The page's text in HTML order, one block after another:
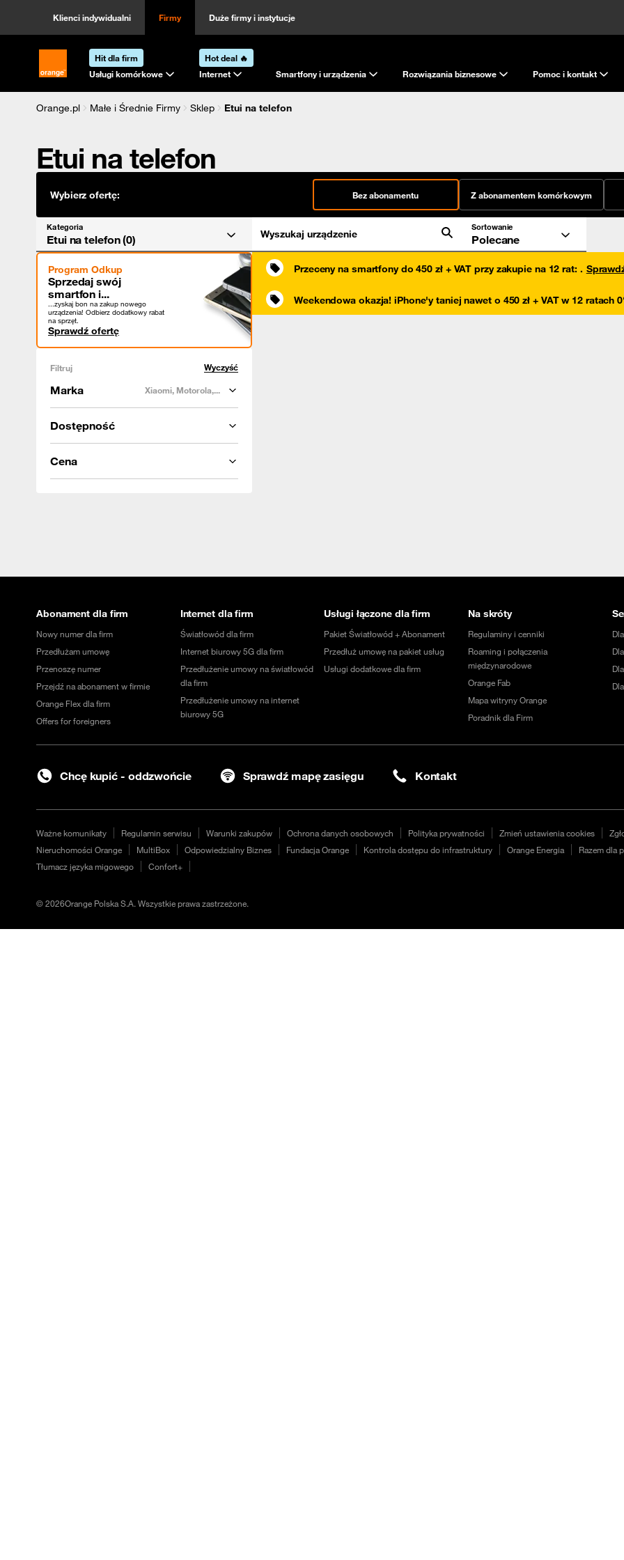
Klienci indywidualni Firmy Duże firmy i instytucje
Strona główna Orange.pl
Hit dla firm
Usługi komórkowe
Hot deal 🔥
Internet
Smartfony i urządzenia Rozwiązania biznesowe Pomoc i kontakt
Orange.pl Małe i Średnie Firmy Sklep
Etui na telefon
Etui na telefon
Wybierz ofertę: Bez abonamentu Z abonamentem komórkowym
Kategoria
Etui na telefon (0) Wyszukaj urządzenie
Sortowanie
Polecane
Program Odkup
Sprzedaj swój
smartfon i...
...zyskaj bon na zakup nowego
urządzenia! Odbierz dodatkowy rabat
na sprzęt.
Sprawdź ofertę
Filtruj Wyczyść
Marka Xiaomi, Motorola,...
Dostępność
Cena
Przeceny na smartfony do 450 zł + VAT przy zakupie na 12 rat: .
Weekendowa okazja! iPhone'y taniej nawet o 450 zł + VAT w 12 ratach
Abonament dla firm
Nowy numer dla firm
Przedłużam umowę
Przenoszę numer
Przejdź na abonament w firmie
Orange Flex dla firm
Offers for foreigners
Internet dla firm
Światłowód dla firm
Internet biurowy 5G dla firm
Przedłużenie umowy na światłowód
dla firm
Przedłużenie umowy na internet
biurowy 5G
Usługi łączone dla firm
Pakiet Światłowód + Abonament
Przedłuż umowę na pakiet usług
Usługi dodatkowe dla firm
Na skróty
Regulaminy i cenniki
Roaming i połączenia
międzynarodowe
Orange Fab
Mapa witryny Orange
Poradnik dla Firm
Chcę kupić - oddzwońcie Sprawdź mapę zasięgu Kontakt
Ważne komunikaty Regulamin serwisu Warunki zakupów Ochrona danych osobowych Polityka prywatności Zmień ustawienia cookies
Nieruchomości Orange
MultiBox Odpowiedzialny Biznes Fundacja Orange Kontrola dostępu do infrastruktury Orange Energia Razem dla
Tłumacz języka migowego
Confort+
©2026Orange Polska S.A. Wszystkie prawa zastrzeżone.